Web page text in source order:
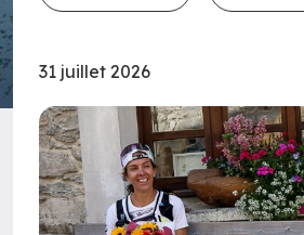
31 juillet 2026